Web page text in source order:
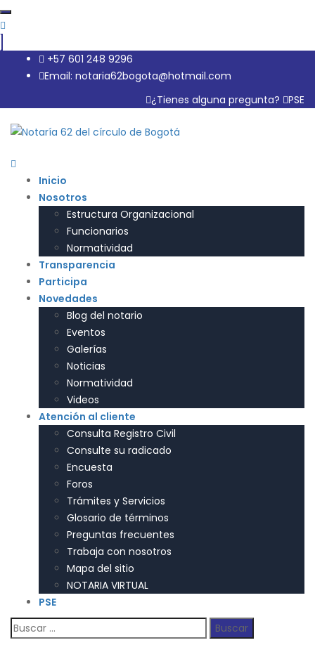
+57 601 248 9296
Email: notaria62bogota@hotmail.com
¿Tienes alguna pregunta?
PSE
Inicio
Nosotros
Estructura Organizacional
Funcionarios
Normatividad
Transparencia
Participa
Novedades
Blog del notario
Eventos
Galerías
Noticias
Normatividad
Videos
Atención al cliente
Consulta Registro Civil
Consulte su radicado
Encuesta
Foros
Trámites y Servicios
Glosario de términos
Preguntas frecuentes
Trabaja con nosotros
Mapa del sitio
NOTARIA VIRTUAL
PSE
Buscar: